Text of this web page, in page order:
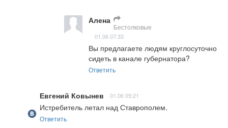
Алена
Бестолковые
01.06 07:33
Вы предлагаете людям круглосуточно
сидеть в канале губернатора?
Ответить
Евгений Ковынев 01.06 05:21
Истребитель летал над Ставрополем.
Ответить